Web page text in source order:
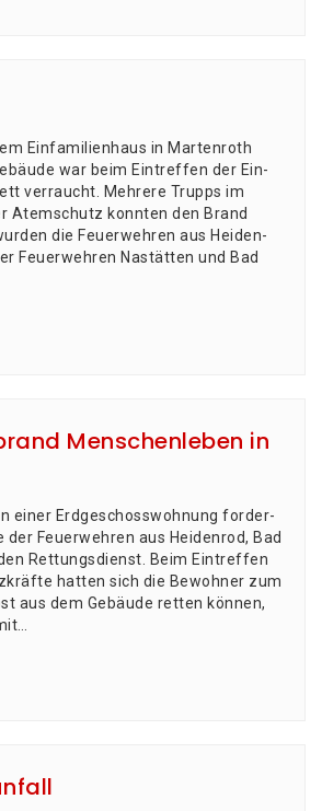
Ein­fa­mi­li­en­haus in Martenroth
war beim Ein­tref­fen der Ein­
ver­raucht. Meh­re­re Trupps im
Atem­schutz konn­ten den Brand
die Feu­er­weh­ren aus Hei­den­
Feu­er­weh­ren Nastät­ten und Bad
Menschenleben in
einer Erd­ge­schoss­woh­nung for­der­
Feu­er­weh­ren aus Hei­den­rod, Bad
Rettungsdienst. Beim Ein­tref­fen
hat­ten sich die Bewoh­ner zum
aus dem Gebäu­de ret­ten kön­nen,